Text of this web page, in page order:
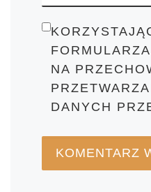
NA
DANYCH